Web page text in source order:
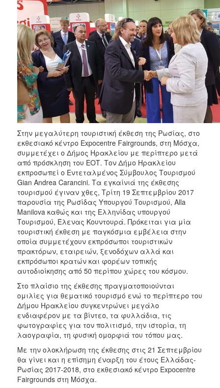
2012
2011
2010
2006
ΤΟΠΟΣ
ΠΟΛΙΤΙΣΜΟΣ
ΑΝΘΕΚΤΙΚΗ
ΠΟΛΗ
Στην μεγαλύτερη τουριστική έκθεση της Ρωσίας, στο
εκθεσιακό κέντρο Expocentre Fairgrounds, στη Μόσχα,
συμμετέχει ο Δήμος Ηρακλείου με περίπτερο μετά
από πρόσκληση του ΕΟΤ. Τον Δήμο Ηρακλείου
εκπροσωπεί ο Εντεταλμένος Σύμβουλος Τουρισμού
Gian Andrea Carancini. Τα εγκαίνιά της έκθεσης
τουρισμού έγιναν χθες, Τρίτη 19 Σεπτεμβρίου 2017
παρουσία της Ρωσίδας Υπουργού Τουρισμού, Alla
Manilova καθώς και της Ελληνίδας υπουργού
Τουρισμού, Έλενας Κουντουρά. Πρόκειται για μία
τουριστική έκθεση με παγκόσμια εμβέλεια στην
οποία συμμετέχουν εκπρόσωποι τουριστικών
πρακτόρων, εταιρειών, ξενοδόχων αλλά και
εκπρόσωποι κρατών και φορέων τοπικής
αυτοδιοίκησης από 50 περίπου χώρες του κόσμου.
Στο πλαίσιο της έκθεσης πραγματοποιούνται
ομιλίες για θεματικό τουρισμό ενώ το περίπτερο του
Δήμου Ηρακλείου συγκεντρώνει μεγάλο
ενδιαφέρον με τα βίντεο, τα φυλλάδια, τις
φωτογραφίες για τον πολιτισμό, την ιστορία, τη
λαογραφία, τη φυσική ομορφιά του τόπου μας.
Με την ολοκλήρωση της έκθεσης στις 21 Σεπτεμβρίου
θα γίνει και η επίσημη έναρξη του έτους Ελλάδας-
Ρωσίας 2017-2018, στο εκθεσιακό κέντρο Expocentre
Fairgrounds στη Μόσχα.